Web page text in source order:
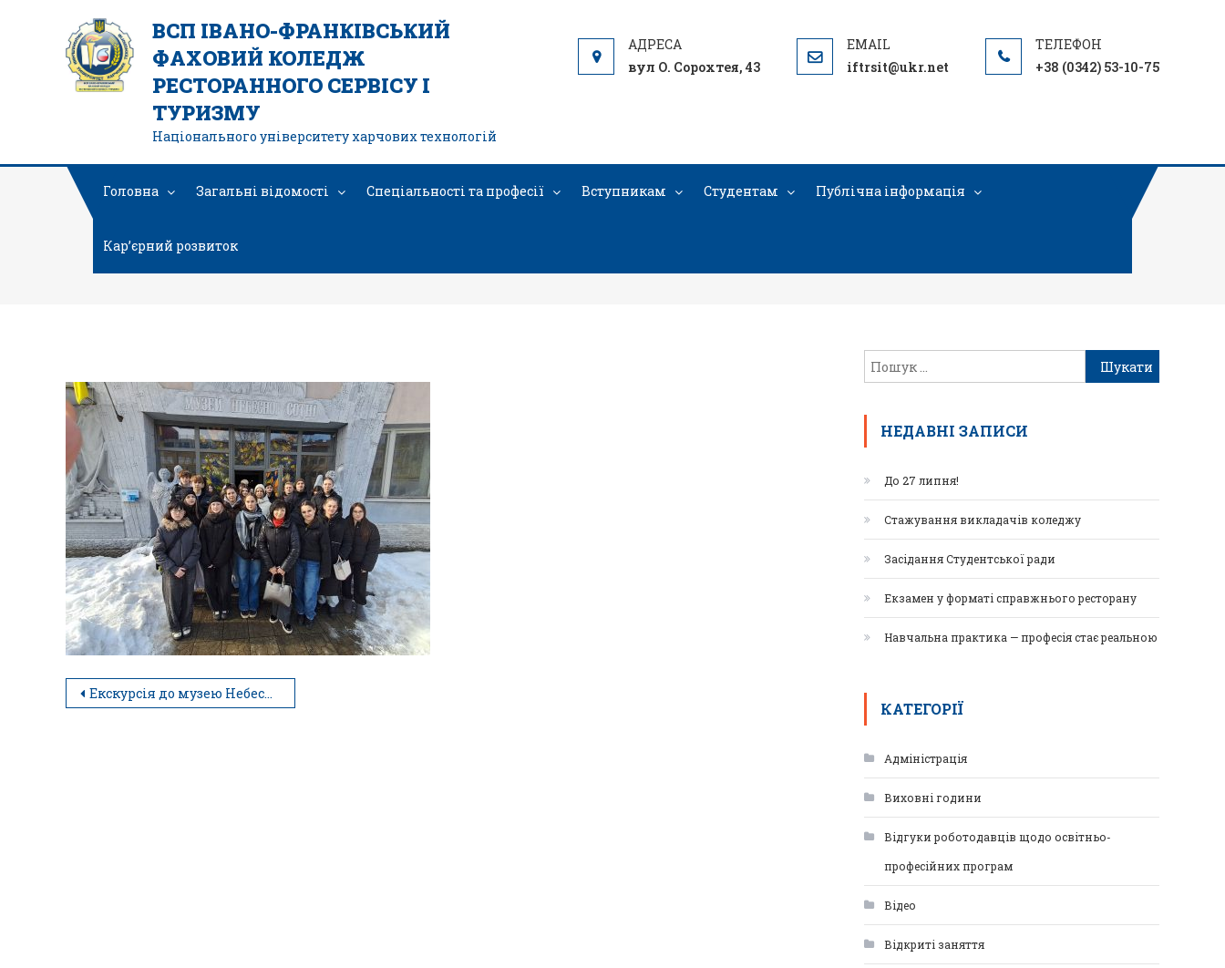
ВСП ІВАНО-ФРАНКІВСЬКИЙ
ФАХОВИЙ КОЛЕДЖ
РЕСТОРАННОГО СЕРВІСУ І
ТУРИЗМУ
Національного університету харчових технологій
вул О. Сорохтея, 43 iftrsit@ukr.net +38 (0342) 53-10-75
Головна Загальні відомості Спеціальності та професії Вступникам Студентам Публічна інформація
Кар’єрний розвиток
Екскурсія до музею Небесної Сотні
НЕДАВНІ ЗАПИСИ
До 27 липня!
Стажування викладачів коледжу
Засідання Студентської ради
Екзамен у форматі справжнього ресторану
Навчальна практика — професія стає реальною
КАТЕГОРІЇ
Адміністрація
Виховні години
Відгуки роботодавців щодо освітньо-
професійних програм
Відео
Відкриті заняття